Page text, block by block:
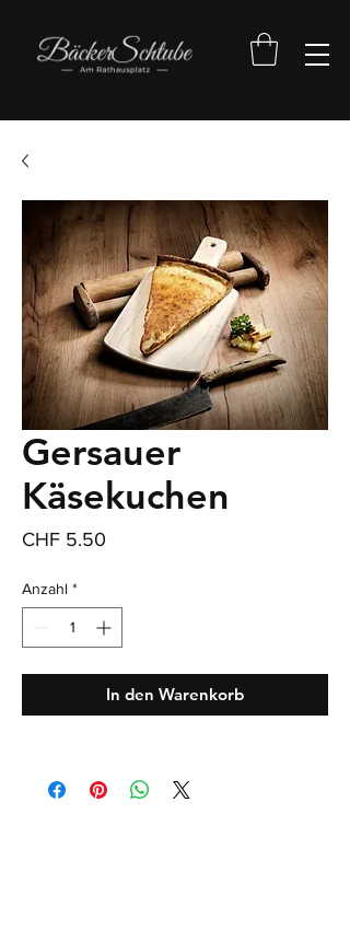
Gersauer
Käsekuchen
CHF 5.50
Anzahl *
In den Warenkorb